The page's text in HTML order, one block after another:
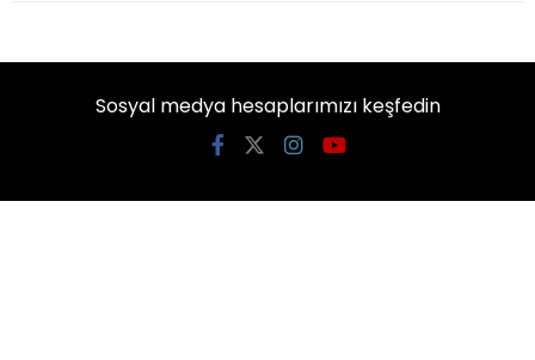
Sosyal medya hesaplarımızı keşfedin